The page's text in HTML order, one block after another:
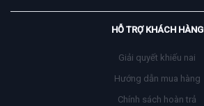
HỖ TRỢ KHÁCH HÀNG
Giải quyết khiếu nai
Hướng dẫn mua hàng
Chính sách hoàn trả